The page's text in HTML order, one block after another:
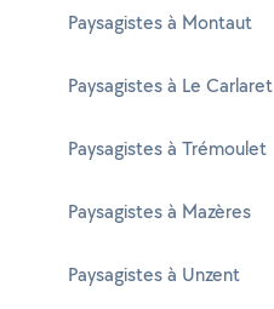
Paysagistes à Montaut
Paysagistes à Le Carlaret
Paysagistes à Trémoulet
Paysagistes à Mazères
Paysagistes à Unzent